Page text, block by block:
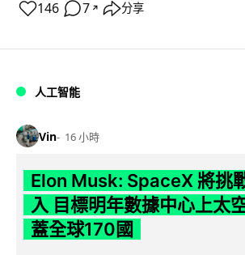
146 7 ↗ 分享
人工智能
Vin 16 小時
Elon Musk: SpaceX 將挑
入 目標明年數據中心上太
蓋全球170國